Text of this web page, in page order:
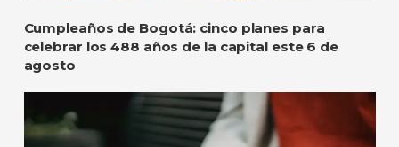
Cumpleaños de Bogotá: cinco planes para
celebrar los 488 años de la capital este 6 de
agosto